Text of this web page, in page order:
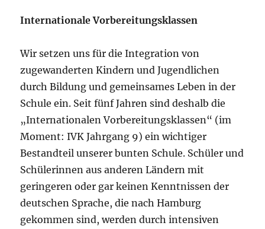
Internationale Vorbereitungsklassen
Wir setzen uns für die Integration von
zugewanderten Kindern und Jugendlichen
durch Bildung und gemeinsames Leben in der
Schule ein. Seit fünf Jahren sind deshalb die
„Internationalen Vorbereitungsklassen“ (im
Moment: IVK Jahrgang 9) ein wichtiger
Bestandteil unserer bunten Schule. Schüler und
Schülerinnen aus anderen Ländern mit
geringeren oder gar keinen Kenntnissen der
deutschen Sprache, die nach Hamburg
gekommen sind, werden durch intensiven